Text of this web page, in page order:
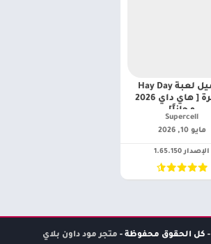
تحميل لعبة Hay Day
مهكرة [ هاي داي 2026
مجاناً]
Supercell‏
مايو 10, 2026
الإصدار 1.65.150
متجر مود داون بلاي